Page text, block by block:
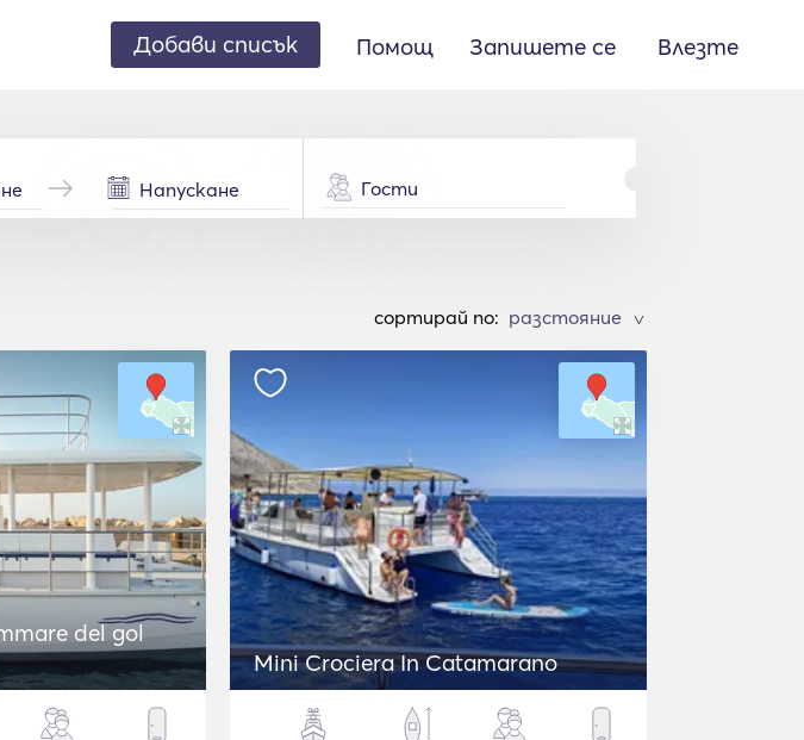
Добави списък Помощ Запишете се Влезте
Гости
cортирай по: >
del gol
Mini Crociera In Catamarano